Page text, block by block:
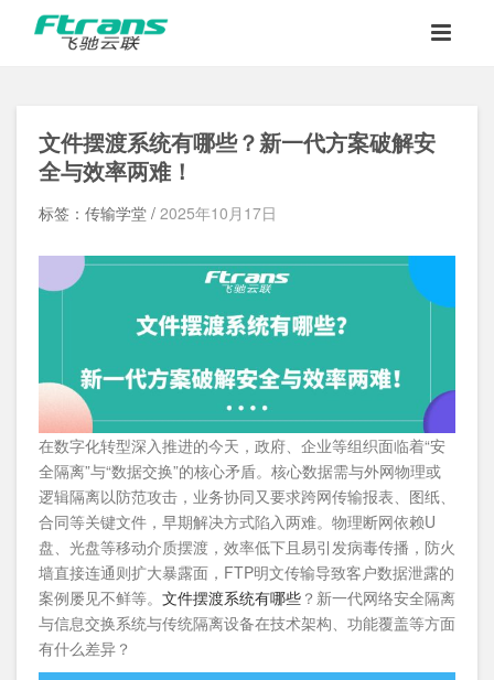
文件摆渡系统有哪些？新一代方案破解安
全与效率两难！
标签：传输学堂 / 2025年10月17日
在数字化转型深入推进的今天，政府、企业等组织面临着“安
全隔离”与“数据交换”的核心矛盾。核心数据需与外网物理或
逻辑隔离以防范攻击，业务协同又要求跨网传输报表、图纸、
合同等关键文件，早期解决方式陷入两难。物理断网依赖U
盘、光盘等移动介质摆渡，效率低下且易引发病毒传播，防火
墙直接连通则扩大暴露面，FTP明文传输导致客户数据泄露的
案例屡见不鲜等。 文件摆渡系统有哪些 ？新一代网络安全隔离
与信息交换系统与传统隔离设备在技术架构、功能覆盖等方面
有什么差异？